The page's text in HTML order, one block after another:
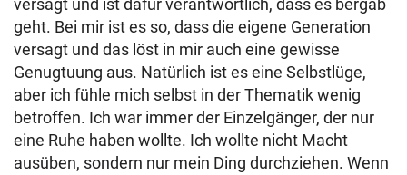
versagt und ist dafür verantwortlich, dass es bergab
geht. Bei mir ist es so, dass die eigene Generation
versagt und das löst in mir auch eine gewisse
Genugtuung aus. Natürlich ist es eine Selbstlüge,
aber ich fühle mich selbst in der Thematik wenig
betroffen. Ich war immer der Einzelgänger, der nur
eine Ruhe haben wollte. Ich wollte nicht Macht
ausüben, sondern nur mein Ding durchziehen. Wenn